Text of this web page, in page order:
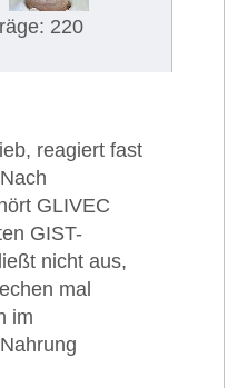
220
reagiert fast
GLIVEC
GIST-
nicht aus,
mal
im